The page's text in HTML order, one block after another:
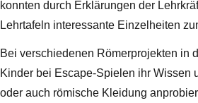
konnten durch Erklärungen der
Lehrtafeln interessante Einzelheiten
Bei verschiedenen Römerprojekten in
Kinder bei Escape-Spielen ihr Wissen
oder auch römische Kleidung